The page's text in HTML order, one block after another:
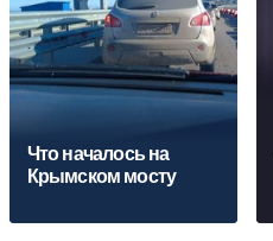
Что началось на
Крымском мосту